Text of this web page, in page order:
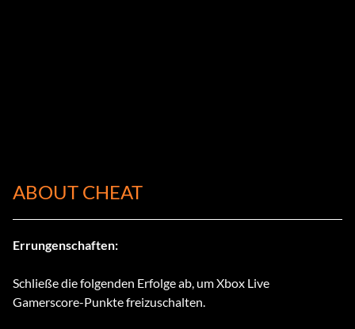
ABOUT CHEAT
Errungenschaften:
Schließe die folgenden Erfolge ab, um Xbox Live
Gamerscore-Punkte freizuschalten.